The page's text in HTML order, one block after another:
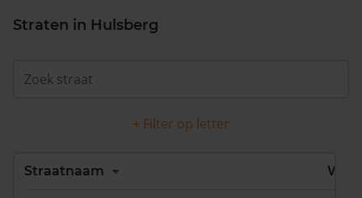
Straten in Hulsberg
+ Filter op letter
Alles
Straatnaam Wijk